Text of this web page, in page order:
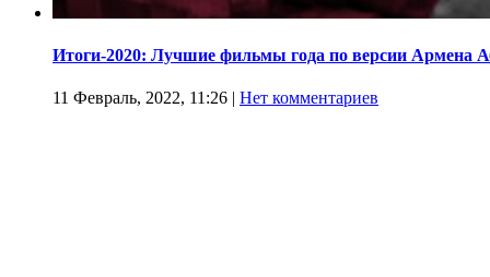
Итоги-2020: Лучшие фильмы года по версии Армена
11 Февраль, 2022, 11:26 | Нет комментариев